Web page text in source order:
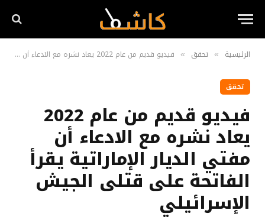
الرئيسية » تحقق » فيديو قديم من عام 2022 يعاد نشره مع الادعاء أن مفتي الديار الإماراتية يقرأ الفاتحة على قتلى الجيش الإسرائيلي
تحقق
فيديو قديم من عام 2022
يعاد نشره مع الادعاء أن
مفتي الديار الإماراتية يقرأ
الفاتحة على قتلى الجيش
الإسرائيلي